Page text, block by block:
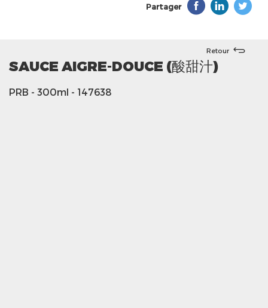
Partager
Retour
SAUCE AIGRE-DOUCE (酸甜汁)
PRB - 300ml - 147638